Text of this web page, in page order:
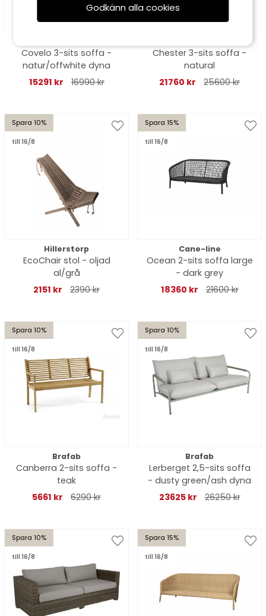
Covelo 3-sits soffa -
natur/offwhite dyna
15291 kr
16990 kr
Chester 3-sits soffa -
natural
21760 kr
25600 kr
Spara 10%
till 16/8
Hillerstorp
EcoChair stol - oljad
al/grå
2151 kr
2390 kr
Spara 15%
till 16/8
Cane-line
Ocean 2-sits soffa large
- dark grey
18360 kr
21600 kr
Spara 10%
till 16/8
Brafab
Canberra 2-sits soffa -
teak
5661 kr
6290 kr
Spara 10%
till 16/8
Brafab
Lerberget 2,5-sits soffa
- dusty green/ash dyna
23625 kr
26250 kr
Spara 10%
till 16/8
Spara 15%
till 16/8
Godkänn alla cookies